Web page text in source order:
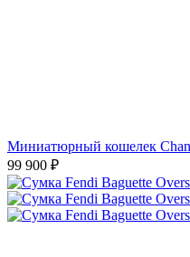
Миниатюрный кошелек
99 900 ₽